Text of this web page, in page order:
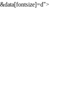
&data[fontsize]=d">